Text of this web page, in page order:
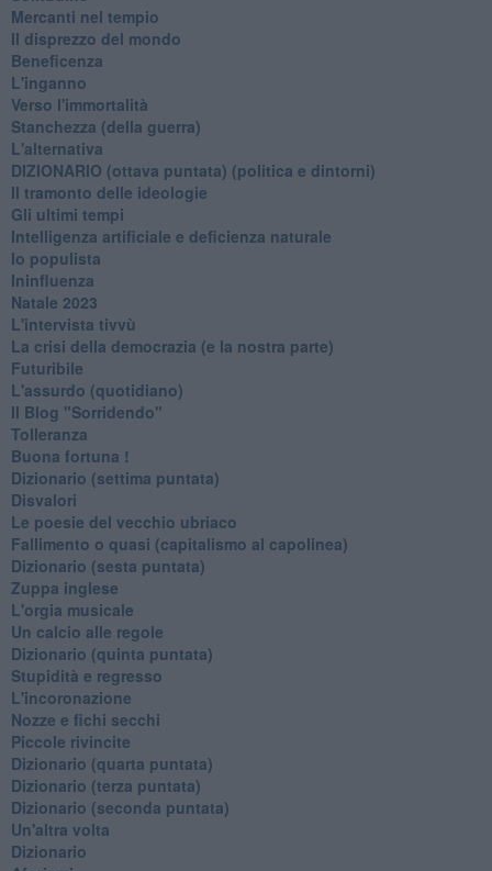
Mercanti nel tempio
Il disprezzo del mondo
Beneficenza
L'inganno
Verso l'immortalità
Stanchezza (della guerra)
L'alternativa
​DIZIONARIO (ottava puntata) (politica e dintorni)
Il tramonto delle ideologie
Gli ultimi tempi
Intelligenza artificiale e deficienza naturale
Io populista
Ininfluenza
Natale 2023
L'intervista tivvù
La crisi della democrazia (e la nostra parte)
Futuribile
L'assurdo (quotidiano)
Il Blog "Sorridendo"
Tolleranza
Buona fortuna !
​Dizionario (settima puntata)
Disvalori
Le poesie del vecchio ubriaco
Fallimento o quasi (capitalismo al capolinea)
Dizionario (sesta puntata)
Zuppa inglese
L'orgia musicale
Un calcio alle regole
Dizionario (quinta puntata)
Stupidità e regresso
L'incoronazione
Nozze e fichi secchi
Piccole rivincite
​Dizionario (quarta puntata)
​Dizionario (terza puntata)
​Dizionario (seconda puntata)
Un'altra volta
Dizionario